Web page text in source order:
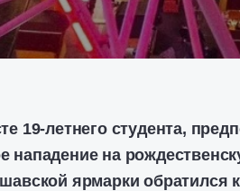
19-летнего студента,
нападение на
ярмарки обратился